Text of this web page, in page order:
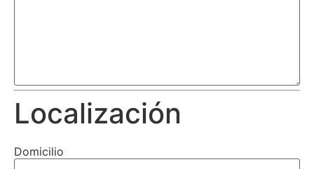
Localización
Domicilio